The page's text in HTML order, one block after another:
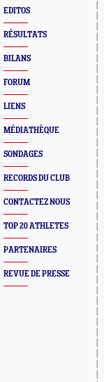
EDITOS
RÉSULTATS
BILANS
FORUM
LIENS
MÉDIATHÈQUE
SONDAGES
RECORDS DU CLUB
CONTACTEZ NOUS
TOP 20 ATHLETES
PARTENAIRES
REVUE DE PRESSE